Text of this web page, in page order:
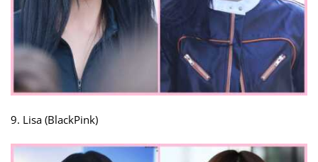
9. Lisa (BlackPink)